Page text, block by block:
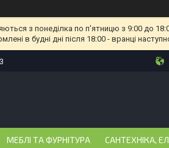
з понеділка по п'ятницю з 9:00 до
в будні дні після 18:00 - вранці
МЕБЛІ ТА ФУРНІТУРА САНТЕХНІКА,